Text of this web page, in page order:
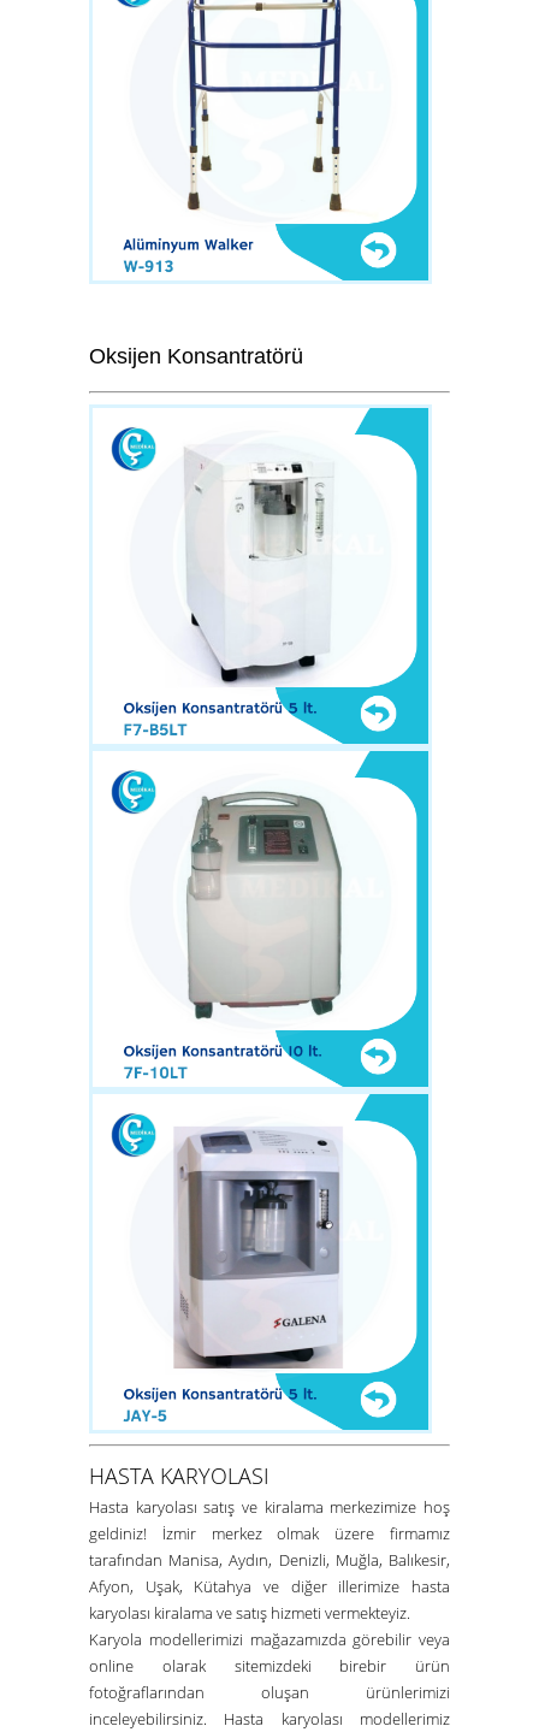
Oksijen Konsantratörü
HASTA KARYOLASI
Hasta karyolası satış ve kiralama merkezimize hoş
geldiniz! İzmir merkez olmak üzere firmamız
tarafından Manisa,Aydın, Denizli, Muğla, Balıkesir,
Afyon, Uşak, Kütahya ve diğer illerimize hasta
karyolası kiralama ve satış hizmeti vermekteyiz.
Karyola modellerimizi mağazamızda görebilir veya
online olarak sitemizdeki birebir ürün
fotoğraflarından oluşan ürünlerimizi
inceleyebilirsiniz. Hasta karyolası modellerimiz